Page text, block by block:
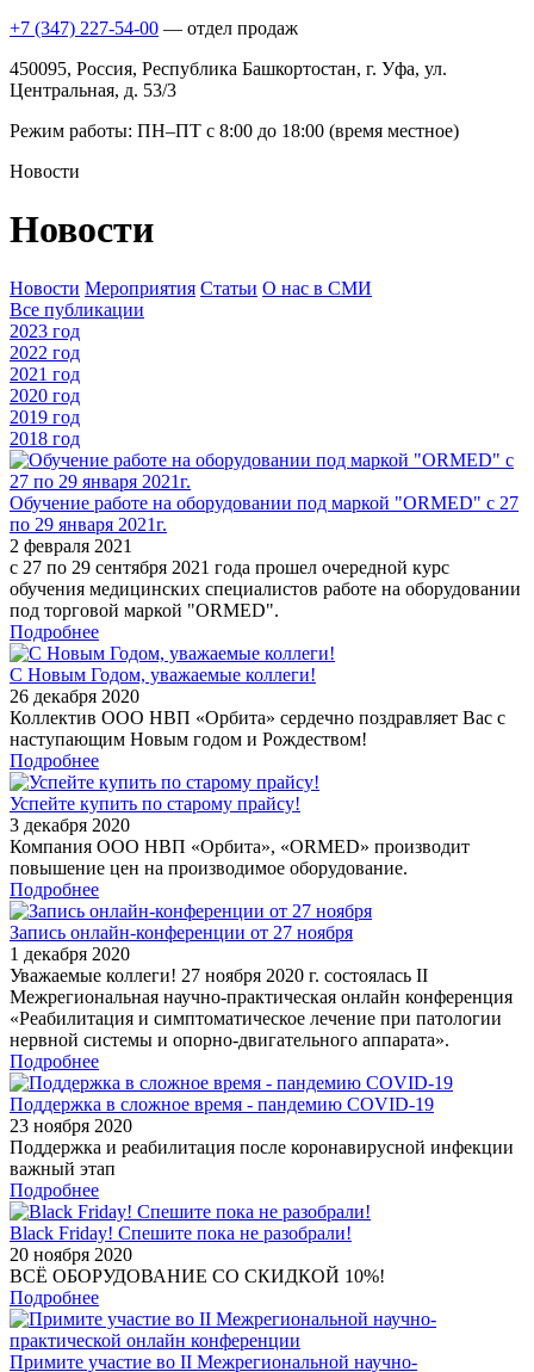
+7 (347) 227-54-00 — отдел продаж
450095, Россия, Республика Башкортостан, г. Уфа, ул.
Центральная, д. 53/3
Режим работы: ПН–ПТ с 8:00 до 18:00 (время местное)
Новости
Новости
Новости Мероприятия Статьи О нас в СМИ
Все публикации
2023 год
2022 год
2021 год
2020 год
2019 год
2018 год
Обучение работе на оборудовании под маркой "ORMED" с 27
по 29 января 2021г.
2 февраля 2021
с 27 по 29 сентября 2021 года прошел очередной курс
обучения медицинских специалистов работе на оборудовании
под торговой маркой "ORMED".
Подробнее
С Новым Годом, уважаемые коллеги!
26 декабря 2020
Коллектив ООО НВП «Орбита» сердечно поздравляет Вас с
наступающим Новым годом и Рождеством!
Подробнее
Успейте купить по старому прайсу!
3 декабря 2020
Компания ООО НВП «Орбита», «ORMED» производит
повышение цен на производимое оборудование.
Подробнее
Запись онлайн-конференции от 27 ноября
1 декабря 2020
Уважаемые коллеги! 27 ноября 2020 г. состоялась II
Межрегиональная научно-практическая онлайн конференция
«Реабилитация и симптоматическое лечение при патологии
нервной системы и опорно-двигательного аппарата».
Подробнее
Поддержка в сложное время - пандемию COVID-19
23 ноября 2020
Поддержка и реабилитация после коронавирусной инфекции
важный этап
Подробнее
Black Friday! Спешите пока не разобрали!
20 ноября 2020
ВСЁ ОБОРУДОВАНИЕ СО СКИДКОЙ 10%!
Подробнее
Примите участие во II Межрегиональной научно-